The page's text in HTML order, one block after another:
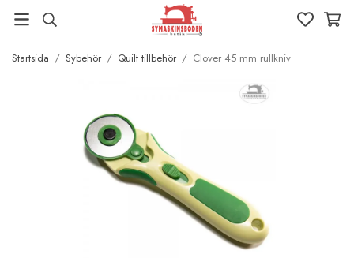
Startsida / Sybehör / Quilt tillbehör / Clover 45 mm rullkniv